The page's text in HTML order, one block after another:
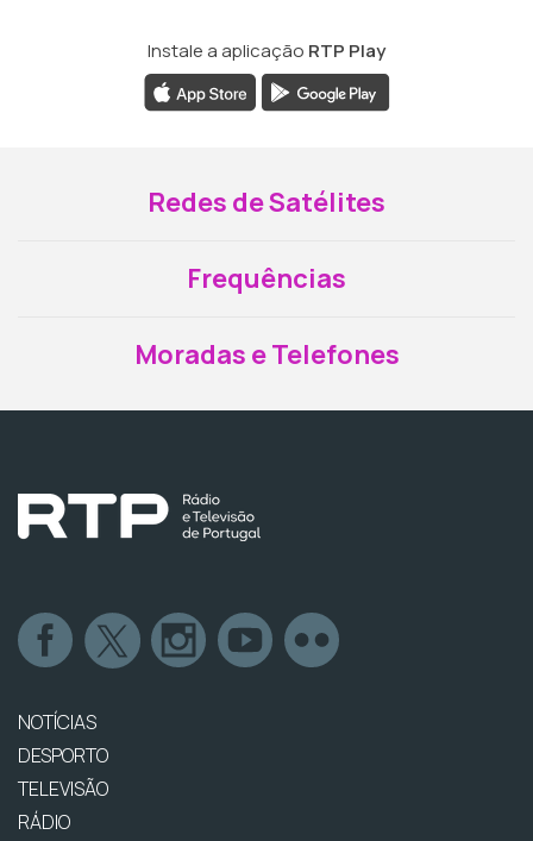
Instale a aplicação RTP Play
Redes de Satélites
Frequências
Moradas e Telefones
NOTÍCIAS
DESPORTO
TELEVISÃO
RÁDIO